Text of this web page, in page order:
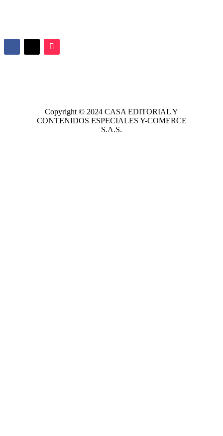
Copyright © 2024 CASA EDITORIALY
CONTENIDOS ESPECIALES Y-COMERCE
S.A.S.